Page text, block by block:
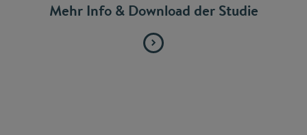
Mehr Info & Download der Studie